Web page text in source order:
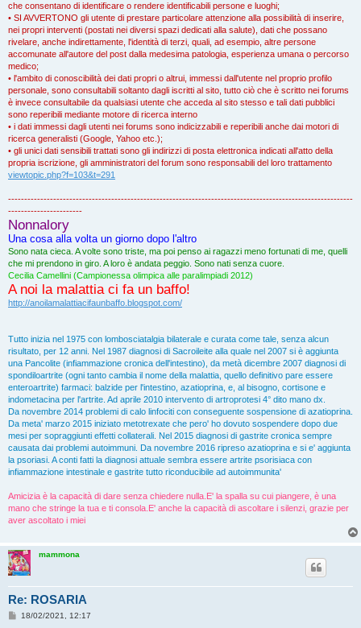
che consentano di identificare o rendere identificabili persone e luoghi;
• SI AVVERTONO gli utente di prestare particolare attenzione alla possibilità di inserire,
nei propri interventi (postati nei diversi spazi dedicati alla salute), dati che possano
rivelare, anche indirettamente, l'identità di terzi, quali, ad esempio, altre persone
accomunate all'autore del post dalla medesima patologia, esperienza umana o percorso
medico;
• l'ambito di conoscibilità dei dati propri o altrui, immessi dall'utente nel proprio profilo
personale, sono consultabili soltanto dagli iscritti al sito, tutto ciò che è scritto nei forums
è invece consultabile da qualsiasi utente che acceda al sito stesso e tali dati pubblici
sono reperibili mediante motore di ricerca interno
• i dati immessi dagli utenti nei forums sono indicizzabili e reperibili anche dai motori di
ricerca generalisti (Google, Yahoo etc.);
• gli unici dati sensibili trattati sono gli indirizzi di posta elettronica indicati all'atto della
propria iscrizione, gli amministratori del forum sono responsabili del loro trattamento
viewtopic.php?f=103&t=291
-----------------------------------------------------------------------------------------------------------
-----------------------
Nonnalory
Una cosa alla volta un giorno dopo l'altro
Sono nata cieca. A volte sono triste, ma poi penso ai ragazzi meno fortunati di me, quelli
che mi prendono in giro. A loro è andata peggio. Sono nati senza cuore.
Cecilia Camellini (Campionessa olimpica alle paralimpiadi 2012)
A noi la malattia ci fa un baffo!
http://anoilamalattiacifaunbaffo.blogspot.com/
Tutto inizia nel 1975 con lombosciatalgia bilaterale e curata come tale, senza alcun
risultato, per 12 anni. Nel 1987 diagnosi di Sacroileite alla quale nel 2007 si è aggiunta
una Pancolite (infiammazione cronica dell'intestino), da metà dicembre 2007 diagnosi di
spondiloartrite (ogni tanto cambia il nome della malattia, quello definitivo pare essere
enteroartrite) farmaci: balzide per l'intestino, azatioprina, e, al bisogno, cortisone e
indometacina per l'artrite. Ad aprile 2010 intervento di artroprotesi 4° dito mano dx.
Da novembre 2014 problemi di calo linfociti con conseguente sospensione di azatioprina.
Da meta' marzo 2015 iniziato metotrexate che pero' ho dovuto sospendere dopo due
mesi per sopraggiunti effetti collaterali. Nel 2015 diagnosi di gastrite cronica sempre
causata dai problemi autoimmuni. Da novembre 2016 ripreso azatioprina e si e' aggiunta
la psoriasi. A conti fatti la diagnosi attuale sembra essere artrite psorisiaca con
infiammazione intestinale e gastrite tutto riconducibile ad autoimmunita'
Amicizia è la capacità di dare senza chiedere nulla.E' la spalla su cui piangere, è una
mano che stringe la tua e ti consola.E' anche la capacità di ascoltare i silenzi, grazie per
aver ascoltato i miei
mammona
Re: ROSARIA
M18/02/2021, 12:17